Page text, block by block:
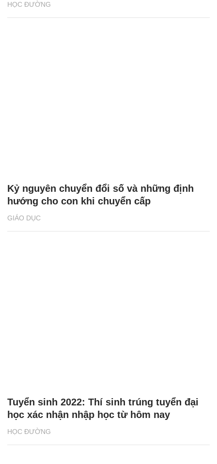
HỌC ĐƯỜNG
GIÁO DỤC
Kỷ nguyên chuyển đổi số và những định
hướng cho con khi chuyển cấp
HỌC ĐƯỜNG
Tuyển sinh 2022: Thí sinh trúng tuyển đại
học xác nhận nhập học từ hôm nay